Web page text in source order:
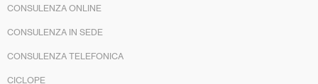
CONSULENZA ONLINE
CONSULENZA IN SEDE
CONSULENZA TELEFONICA
CICLOPE